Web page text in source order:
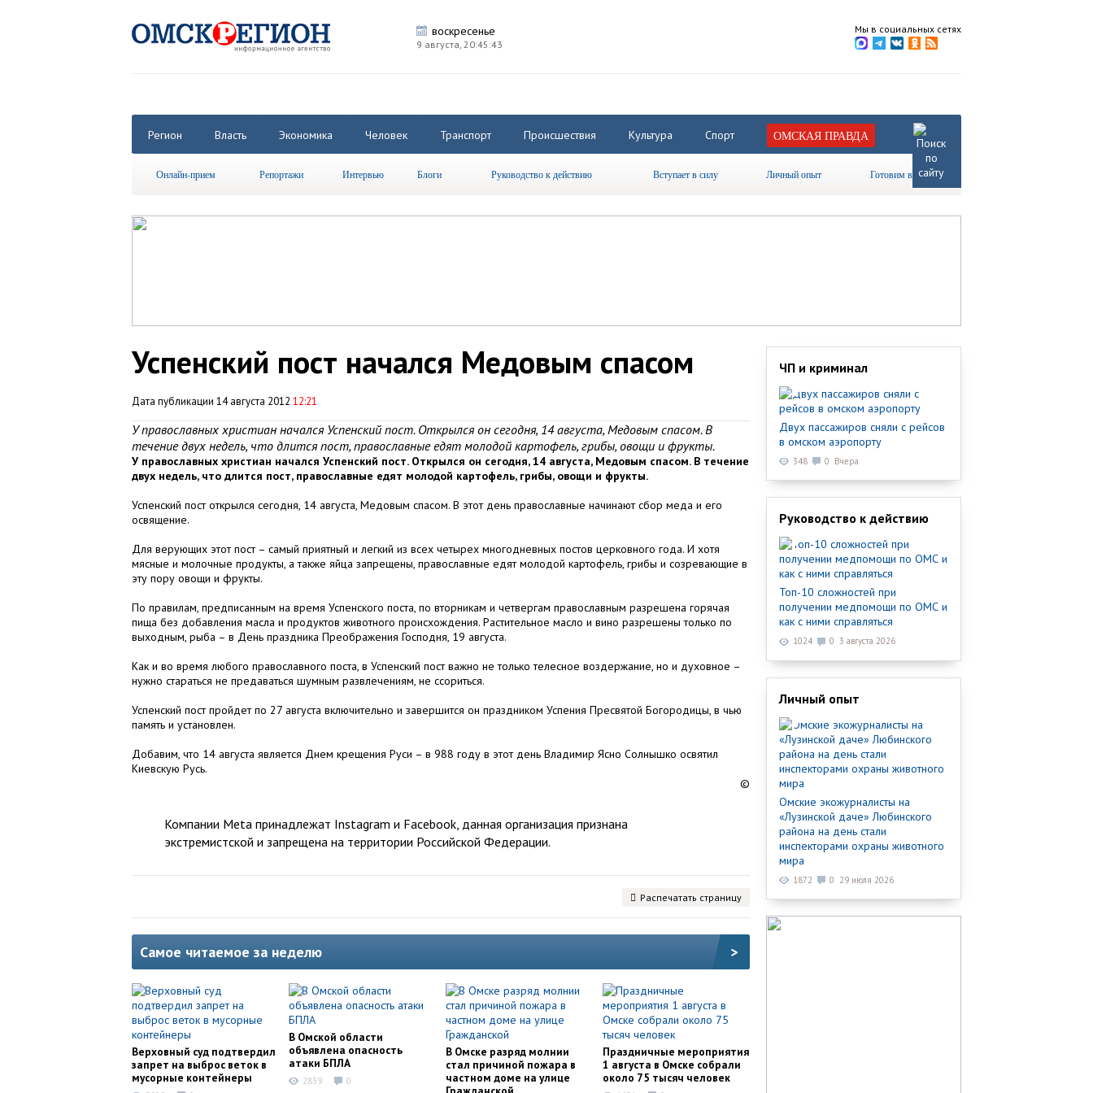
воскресенье
9 августа, 20:45:43
Мы в социальных сетях
Регион Власть Экономика Человек Транспорт Происшествия Культура Спорт ОМСКАЯ ПРАВДА
Онлайн-прием Репортажи Интервью Блоги Руководство к действию Вступает в силу Личный опыт Готовим вместе
Успенский пост начался Медовым спасом
Дата публикации 14 августа 2012 12:21
У православных христиан начался Успенский пост. Открылся он сегодня, 14 августа, Медовым спасом. В
течение двух недель, что длится пост, православные едят молодой картофель, грибы, овощи и фрукты.
У православных христиан начался Успенский пост. Открылся он сегодня, 14 августа, Медовым спасом. В течение
двух недель, что длится пост, православные едят молодой картофель, грибы, овощи и фрукты.
Успенский пост открылся сегодня, 14 августа, Медовым спасом. В этот день православные начинают сбор меда и его
освящение.
Для верующих этот пост – самый приятный и легкий из всех четырех многодневных постов церковного года. И хотя
мясные и молочные продукты, а также яйца запрещены, православные едят молодой картофель, грибы и созревающие в
эту пору овощи и фрукты.
По правилам, предписанным на время Успенского поста, по вторникам и четвергам православным разрешена горячая
пища без добавления масла и продуктов животного происхождения. Растительное масло и вино разрешены только по
выходным, рыба – в День праздника Преображения Господня, 19 августа.
Как и во время любого православного поста, в Успенский пост важно не только телесное воздержание, но и духовное –
нужно стараться не предаваться шумным развлечениям, не ссориться.
Успенский пост пройдет по 27 августа включительно и завершится он праздником Успения Пресвятой Богородицы, в чью
память и установлен.
Добавим, что 14 августа является Днем крещения Руси – в 988 году в этот день Владимир Ясно Солнышко освятил
Киевскую Русь.
©
Компании Meta принадлежат Instagram и Facebook, данная организация признана
экстремистской и запрещена на территории Российской Федерации.
Распечатать страницу
Самое читаемое за неделю >
Верховный суд подтвердил
запрет на выброс веток в
мусорные контейнеры
В Омской области
объявлена опасность
атаки БПЛА
2839 0
В Омске разряд молнии
стал причиной пожара в
частном доме на улице
Праздничные мероприятия
1 августа в Омске собрали
около 75 тысяч человек
ЧП и криминал
Двух пассажиров сняли с рейсов
в омском аэропорту
348 0 Вчера
Руководство к действию
Топ-10 сложностей при
получении медпомощи по ОМС и
как с ними справляться
1024 0 3 августа 2026
Личный опыт
Омские экожурналисты на
«Лузинской даче» Любинского
района на день стали
инспекторами охраны животного
мира
1872 0 29 июля 2026